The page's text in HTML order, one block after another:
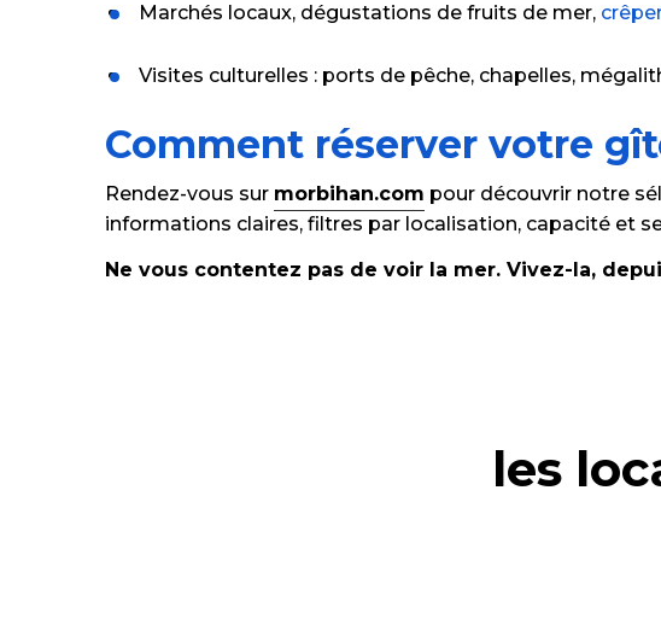
Marchés locaux, dégustations de fruits de mer,
Visites culturelles : ports de pêche, chapelles,
Comment réserver votre
Rendez-vous sur morbihan.com pour découvrir notre
informations claires, filtres par localisation, capacité et
Ne vous contentez pas de voir la mer. Vivez-la,
les